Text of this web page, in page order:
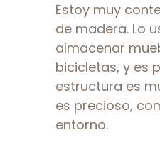
Estoy muy
de madera. Lo
almacenar
bicicletas, y es
estructura es
es precioso,
entorno.